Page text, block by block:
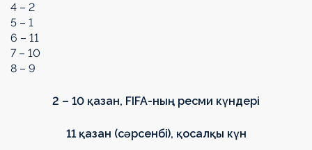
4 – 2
5 – 1
6 – 11
7 – 10
8 – 9
2 – 10 қазан, FIFA-ның ресми күндері
11 қазан (сәрсенбі), қосалқы күн